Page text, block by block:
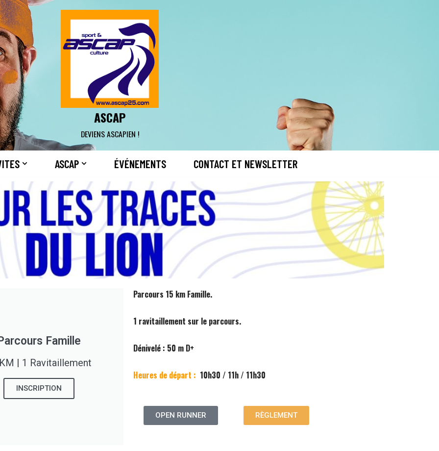
ASCAP
DEVIENS ASCAPIEN !
ASCAP ÉVÉNEMENTS CONTACT ET NEWSLETTER
Famille
| 1 Ravitaillement
INSCRIPTION
Parcours 15 km Famille.
1 ravitaillement sur le parcours.
Dénivelé : 50 m D+
Heures de départ : 10h30 / 11h / 11h30
OPEN RUNNER RÈGLEMENT